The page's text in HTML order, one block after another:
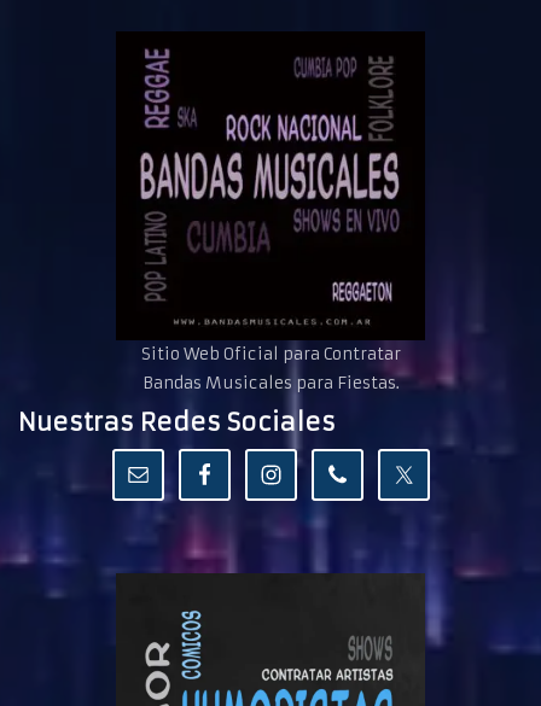
Sitio Web Oficial para Contratar
Bandas Musicales para Fiestas.
Nuestras Redes Sociales